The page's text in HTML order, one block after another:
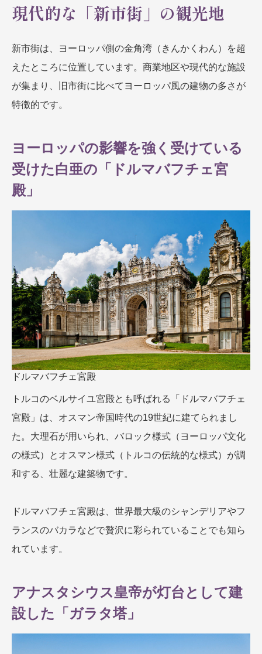
現代的な「新市街」の観光地
新市街は、ヨーロッパ側の金角湾（きんかくわん）を超
えたところに位置しています。商業地区や現代的な施設
が集まり、旧市街に比べてヨーロッパ風の建物の多さが
特徴的です。
ヨーロッパの影響を強く受けている
受けた白亜の「ドルマバフチェ宮
殿」
ドルマバフチェ宮殿
トルコのベルサイユ宮殿とも呼ばれる「ドルマバフチェ
宮殿」は、オスマン帝国時代の19世紀に建てられまし
た。大理石が用いられ、バロック様式（ヨーロッパ文化
の様式）とオスマン様式（トルコの伝統的な様式）が調
和する、壮麗な建築物です。
ドルマバフチェ宮殿は、世界最大級のシャンデリアやフ
ランスのバカラなどで贅沢に彩られていることでも知ら
れています。
アナスタシウス皇帝が灯台として建
設した「ガラタ塔」